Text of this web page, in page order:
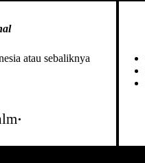
atau sebaliknya
.